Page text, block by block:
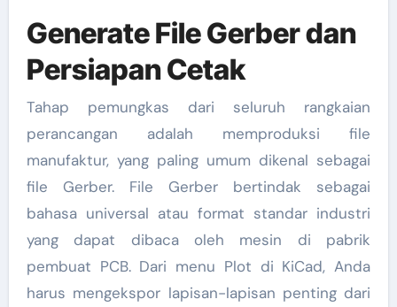
Generate File Gerber dan
Persiapan Cetak
Tahap pemungkas dari seluruh rangkaian
perancangan adalah memproduksi file
manufaktur, yang paling umum dikenal sebagai
file Gerber. File Gerber bertindak sebagai
bahasa universal atau format standar industri
yang dapat dibaca oleh mesin di pabrik
pembuat PCB. Dari menu Plot di KiCad, Anda
harus mengekspor lapisan-lapisan penting dari